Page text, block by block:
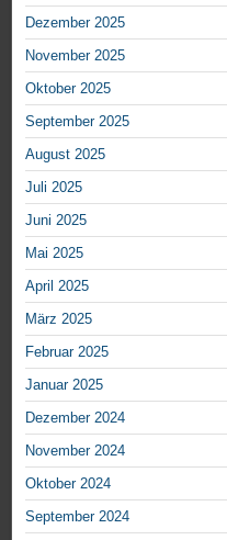
Dezember 2025
November 2025
Oktober 2025
September 2025
August 2025
Juli 2025
Juni 2025
Mai 2025
April 2025
März 2025
Februar 2025
Januar 2025
Dezember 2024
November 2024
Oktober 2024
September 2024